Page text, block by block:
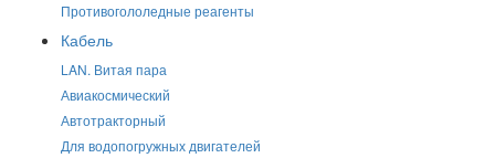
Противогололедные реагенты
Кабель
LAN. Витая пара
Авиакосмический
Автотракторный
Для водопогружных двигателей